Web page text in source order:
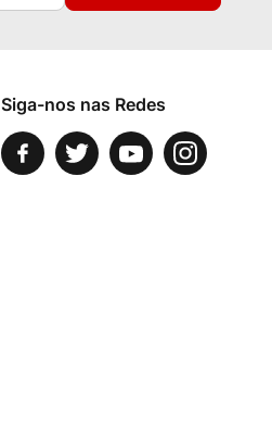
Siga-nos nas Redes